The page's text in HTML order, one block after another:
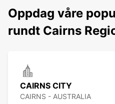
Oppdag våre
rundt Cairns
CAIRNS CITY
CAIRNS - AUSTRALIA